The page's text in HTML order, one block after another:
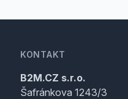
KONTAKT
B2M.CZ s.r.o.
Šafránkova 1243/3